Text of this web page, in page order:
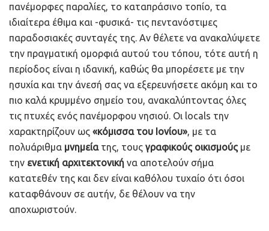
πανέμορφες παραλίες, το καταπράσινο τοπίο, τα
ιδιαίτερα έθιμα και -φυσικά- τις πεντανόστιμες
παραδοσιακές συνταγές της. Αν θέλετε να ανακαλύψετε
την πραγματική ομορφιά αυτού του τόπου, τότε αυτή η
περίοδος είναι η ιδανική, καθώς θα μπορέσετε με την
ησυχία και την άνεσή σας να εξερευνήσετε ακόμη και το
πιο καλά κρυμμένο σημείο του, ανακαλύπτοντας όλες
τις πτυχές ενός πανέμορφου νησιού. Οι locals την
χαρακτηρίζουν ως «κόμισσα του Ιονίου», με τα
πολυάριθμα μνημεία της, τους γραφικούς οικισμούς με
την ενετική αρχιτεκτονική να αποτελούν σήμα
κατατεθέν της και δεν είναι καθόλου τυχαίο ότι όσοι
καταφθάνουν σε αυτήν, δε θέλουν να την
αποχωριστούν.